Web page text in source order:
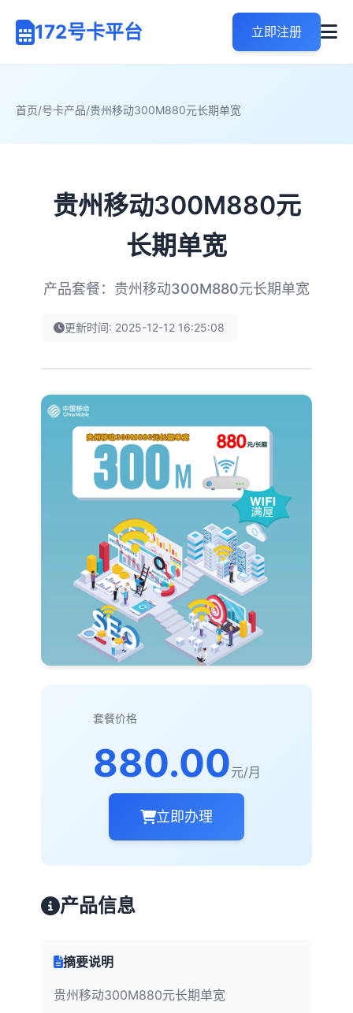
172号卡平台 立即注册
首页/号卡产品/贵州移动300M880元长期单宽
贵州移动300M880元
长期单宽
产品套餐：贵州移动300M880元长期单宽
更新时间: 2025-12-12 16:25:08
套餐价格
880.00元/月
立即办理
产品信息
摘要说明
贵州移动300M880元长期单宽